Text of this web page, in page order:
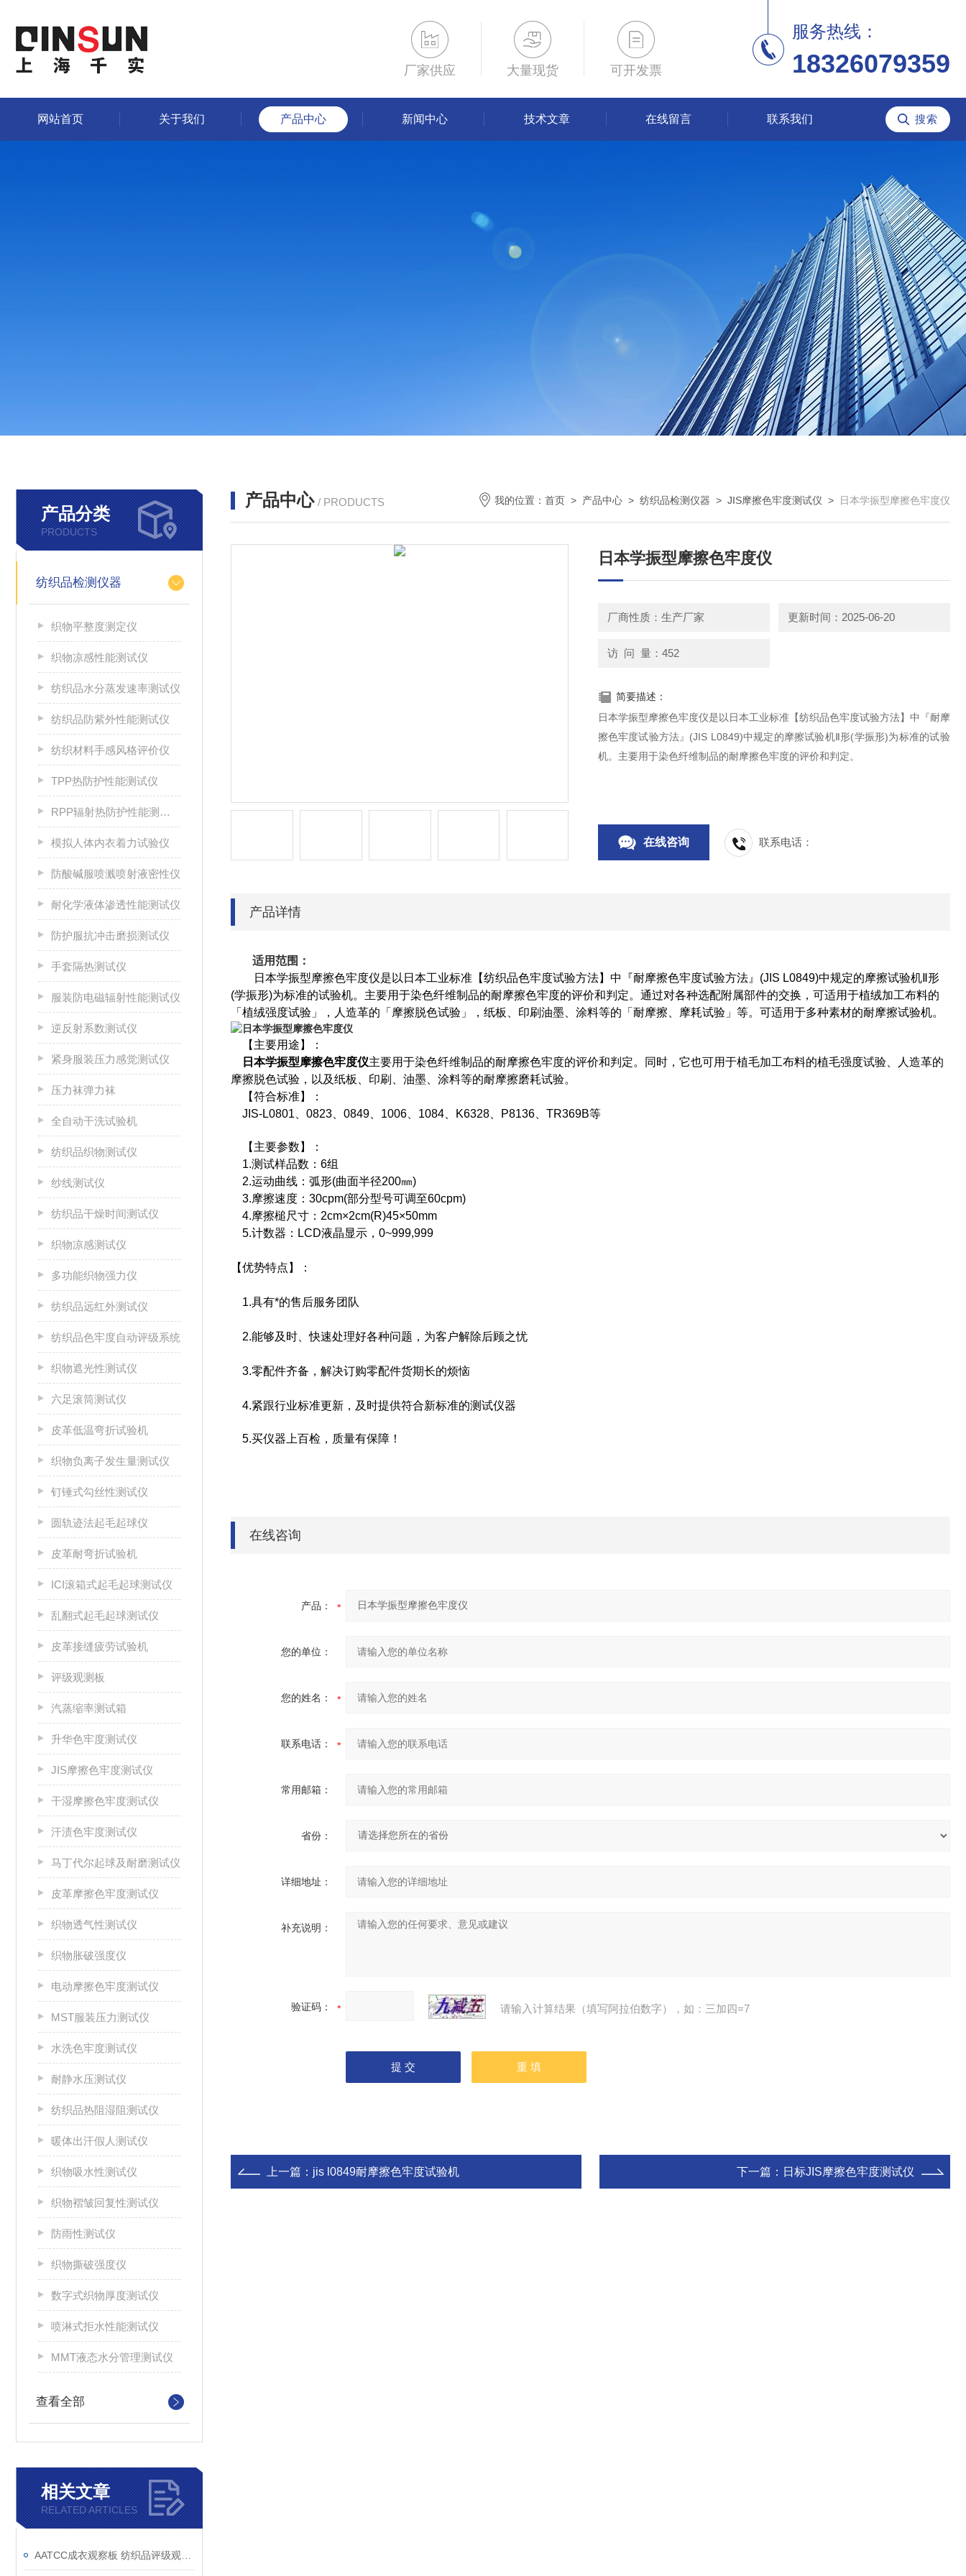
厂家供应 大量现货 可开发票
服务热线：
18326079359
网站首页 关于我们 产品中心 新闻中心 技术文章 在线留言 联系我们
产品分类
PRODUCTS
纺织品检测仪器
织物平整度测定仪
织物凉感性能测试仪
纺织品水分蒸发速率测试仪
纺织品防紫外性能测试仪
纺织材料手感风格评价仪
TPP热防护性能测试仪
RPP辐射热防护性能测试仪
模拟人体内衣着力试验仪
防酸碱服喷溅喷射液密性仪
耐化学液体渗透性能测试仪
防护服抗冲击磨损测试仪
手套隔热测试仪
服装防电磁辐射性能测试仪
逆反射系数测试仪
紧身服装压力感觉测试仪
压力袜弹力袜
全自动干洗试验机
纺织品织物测试仪
纱线测试仪
纺织品干燥时间测试仪
织物凉感测试仪
多功能织物强力仪
纺织品远红外测试仪
纺织品色牢度自动评级系统
织物遮光性测试仪
六足滚筒测试仪
皮革低温弯折试验机
织物负离子发生量测试仪
钉锤式勾丝性测试仪
圆轨迹法起毛起球仪
皮革耐弯折试验机
ICI滚箱式起毛起球测试仪
乱翻式起毛起球测试仪
皮革接缝疲劳试验机
评级观测板
汽蒸缩率测试箱
升华色牢度测试仪
JIS摩擦色牢度测试仪
干湿摩擦色牢度测试仪
汗渍色牢度测试仪
马丁代尔起球及耐磨测试仪
皮革摩擦色牢度测试仪
织物透气性测试仪
织物胀破强度仪
电动摩擦色牢度测试仪
MST服装压力测试仪
水洗色牢度测试仪
耐静水压测试仪
纺织品热阻湿阻测试仪
暖体出汗假人测试仪
织物吸水性测试仪
织物褶皱回复性测试仪
防雨性测试仪
织物撕破强度仪
数字式织物厚度测试仪
喷淋式拒水性能测试仪
MMT液态水分管理测试仪
查看全部
相关文章
RELATED ARTICLES
产品中心 / PRODUCTS 我的位置： 首页 > 产品中心 > 纺织品检测仪器 > JIS摩擦色牢度测试仪 > 日本学振型摩擦色牢度仪
日本学振型摩擦色牢度仪
厂商性质：生产厂家 更新时间：2025-06-20
访 问 量：452
简要描述：
日本学振型摩擦色牢度仪是以日本工业标准【纺织品色牢度试验方法】中『耐摩
擦色牢度试验方法』(JIS L0849)中规定的摩擦试验机Ⅱ形(学振形)为标准的试验
机。主要用于染色纤维制品的耐摩擦色牢度的评价和判定。
在线咨询 联系电话：
产品详情
适用范围：
日本学振型摩擦色牢度仪是以日本工业标准【纺织品色牢度试验方法】中『耐摩擦色牢度试验方法』(JIS L0849)中规定的摩擦试验机Ⅱ形
(学振形)为标准的试验机。主要用于染色纤维制品的耐摩擦色牢度的评价和判定。通过对各种选配附属部件的交换，可适用于植绒加工布料的
「植绒强度试验」，人造革的「摩擦脱色试验」，纸板、印刷油墨、涂料等的「耐摩擦、摩耗试验」等。可适用于多种素材的耐摩擦试验机。
【主要用途】：
日本学振型摩擦色牢度仪主要用于染色纤维制品的耐摩擦色牢度的评价和判定。同时，它也可用于植毛加工布料的植毛强度试验、人造革的
摩擦脱色试验，以及纸板、印刷、油墨、涂料等的耐摩擦磨耗试验。
【符合标准】：
JIS-L0801、0823、0849、1006、1084、K6328、P8136、TR369B等
【主要参数】：
1.测试样品数：6组
2.运动曲线：弧形(曲面半径200㎜)
3.摩擦速度：30cpm(部分型号可调至60cpm)
4.摩擦槌尺寸：2cm×2cm(R)45×50mm
5.计数器：LCD液晶显示，0~999,999
【优势特点】：
1.具有*的售后服务团队
2.能够及时、快速处理好各种问题，为客户解除后顾之忧
3.零配件齐备，解决订购零配件货期长的烦恼
4.紧跟行业标准更新，及时提供符合新标准的测试仪器
5.买仪器上百检，质量有保障！
在线咨询
产品：
您的单位：
您的姓名：
联系电话：
常用邮箱：
省份：
详细地址：
补充说明：
验证码： 请输入计算结果（填写阿拉伯数字），如：三加四=7
上一篇： jis l0849耐摩擦色牢度试验机 下一篇： 日标JIS摩擦色牢度测试仪